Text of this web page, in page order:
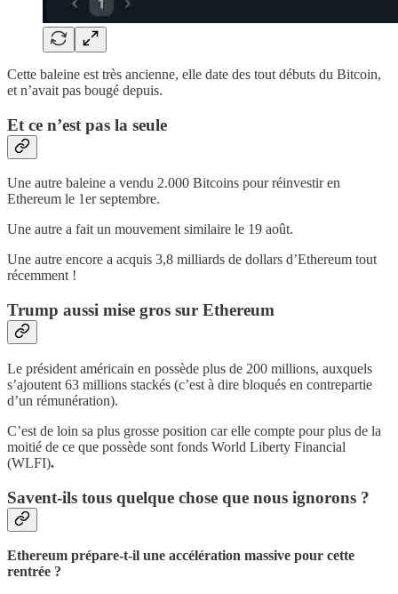
Cette baleine est très ancienne, elle date des tout débuts du Bitcoin,
et n’avait pas bougé depuis.
Et ce n’est pas la seule
Une autre baleine a vendu 2.000 Bitcoins pour réinvestir en
Ethereum le 1er septembre.
Une autre a fait un mouvement similaire le 19 août.
Une autre encore a acquis 3,8 milliards de dollars d’Ethereum tout
récemment !
Trump aussi mise gros sur Ethereum
Le président américain en possède plus de 200 millions, auxquels
s’ajoutent 63 millions stackés (c’est à dire bloqués en contrepartie
d’un rémunération).
C’est de loin sa plus grosse position car elle compte pour plus de la
moitié de ce que possède sont fonds World Liberty Financial
(WLFI).
Savent-ils tous quelque chose que nous ignorons ?
Ethereum prépare-t-il une accélération massive pour cette
rentrée ?